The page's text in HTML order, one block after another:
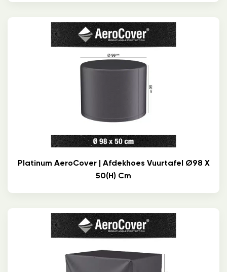
Platinum AeroCover | Afdekhoes Vuurtafel Ø98 X
50(h) Cm